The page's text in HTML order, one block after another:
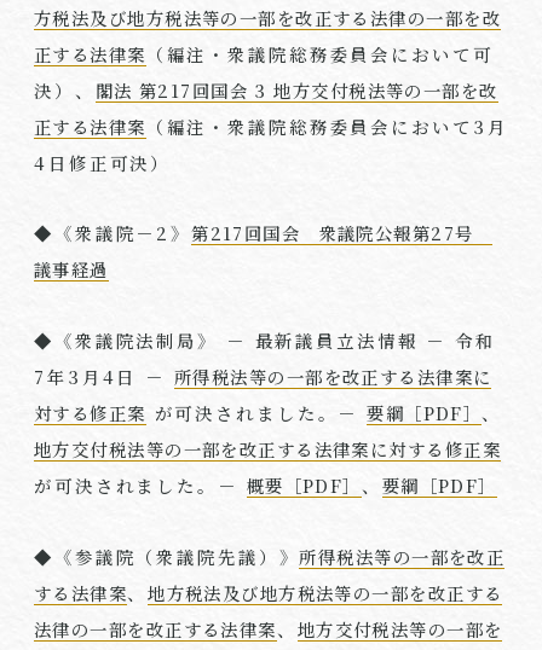
方税法及び地方税法等の一部を改正する法律の一部を改
正する法律案 （編注・衆議院総務委員会において可
決）、 閣法 第217回国会 3 地方交付税法等の一部を改
正する法律案 （編注・衆議院総務委員会において 3 月
4 日修正可決）
◆《衆議院－ 2》第217回国会 衆議院公報第27号
議事経過
◆《衆議院法制局》 － 最新議員立法情報 － 令和
7年3 月 4日 － 所得税法等の一部を改正する法律案に
対する修正案 が可決されました。－要綱［PDF］、
地方交付税法等の一部を改正する法律案に対する修正案
が可決されました。－ 概要［PDF］ 、 要綱［PDF］
◆《参議院（衆議院先議）》所得税法等の一部を改正
する法律案、地方税法及び地方税法等の一部を改正する
法律の一部を改正する法律案、 地方交付税法等の一部を